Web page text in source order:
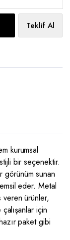
Teklif Al
kurumsal
bir seçenektir.
görünüm sunan
eder. Metal
veren ürünler,
için
paket gibi